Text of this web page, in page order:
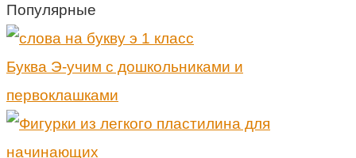
Популярные
Буква Э-учим с дошкольниками и
первоклашками